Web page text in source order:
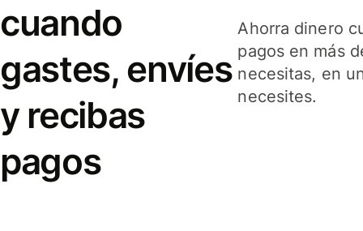
cuando
gastes, envíes
y recibas
pagos
Ahorra dinero
pagos en más
necesitas, en
necesites.